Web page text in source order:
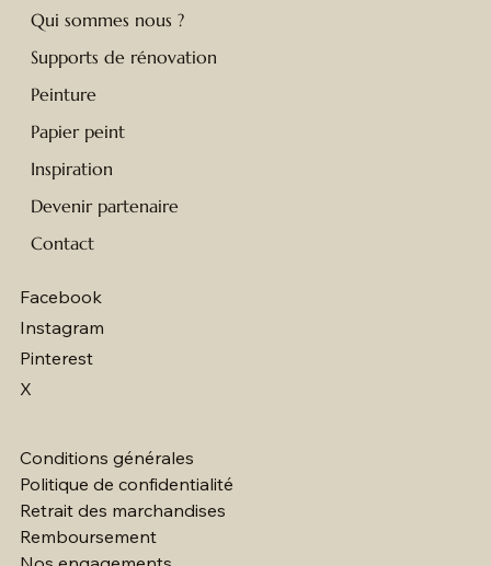
Qui sommes nous ?
Supports de rénovation
Peinture
Papier peint
Inspiration
Devenir partenaire
Contact
Conditions générales
Politique de confidentialité
Retrait des marchandises
Remboursement
Facebook
Instagram
Pinterest
X